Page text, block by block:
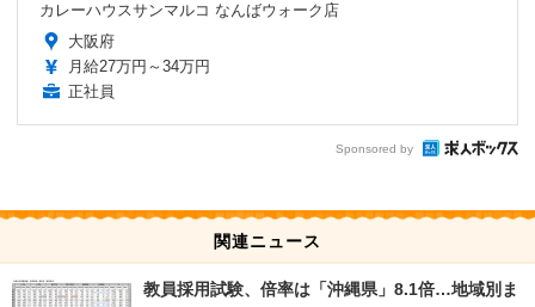
カレーハウスサンマルコ なんばウォーク店
大阪府
月給27万円～34万円
正社員
Sponsored by
関連ニュース
教員採用試験、倍率は「沖縄県」8.1倍…地域別ま